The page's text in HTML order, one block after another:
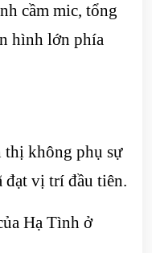
cầm mic, tổng
hình lớn phía
không phụ sự
đạt vị trí đầu tiên.
Hạ Tình ở